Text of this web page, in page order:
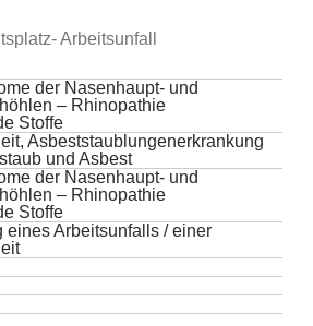
der Nasenhaupt- und
– Rhinopathie
Stoffe
Asbeststaublungenerkrankung
und Asbest
der Nasenhaupt- und
– Rhinopathie
Stoffe
eines Arbeitsunfalls / einer